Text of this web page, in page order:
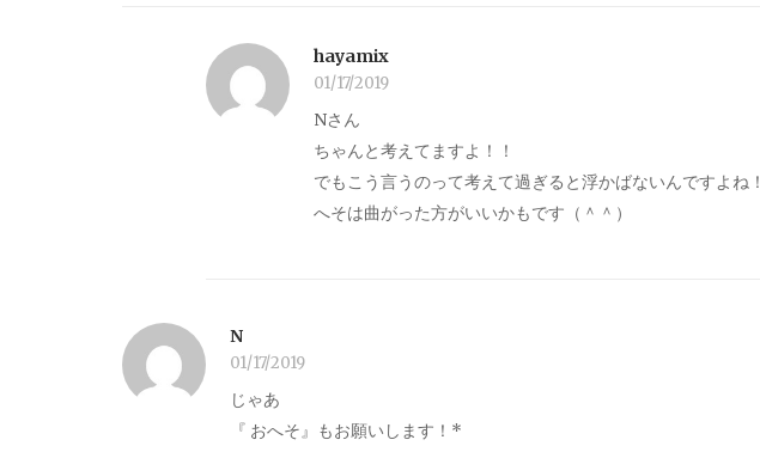
hayamix
01/17/2019
Nさん
ちゃんと考えてますよ！！
でもこう言うのって考えて過ぎると浮かばないんですよね！
へそは曲がった方がいいかもです（＾＾）
N
01/17/2019
じゃあ
『 おへそ』もお願いします！*